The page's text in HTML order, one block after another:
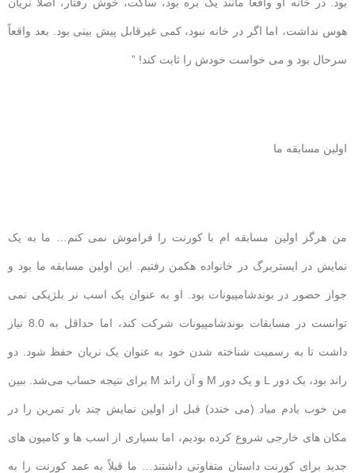
هوس نداشت، اما اگر در خانه نبود، کمی غیرقابل پیش بینی بود. بعد واقعاً
سرحال بود و می خواست خودش را ثابت کند! ”
اولین مسابقه ما
من هرگز اولین مسابقه ام با کورنت را فراموش نمی کنم… ما به یک
نمایش در ایستربرگ در خانواده هکمن رفتیم. این اولین مسابقه ما بود و
جواز حضور در بوندشامپیونات بود. او به عنوان یک اسب نر بلژیکی نمی
توانست در مسابقات بوندشامپیونات شرکت کند، اما حداقل به 8.0 نیاز
داشت تا به رسمیت شناخته شدن خود به عنوان یک نریان حفظ شود. دو
راند بود، یک دور L و یک دور M و آن راند M برای نتیجه حساب می‌شد. ببین
من خوب یادم میاد (می خندد) قبل از اولین نمایش چند بار تمرین را در
مکان های خارجی شروع کرده بودیم، اما بسیاری از اسب ها و کامیون های
جدید برای کورنت داستان متفاوتی داشتند… ما قبلاً به عمد کورنت را به